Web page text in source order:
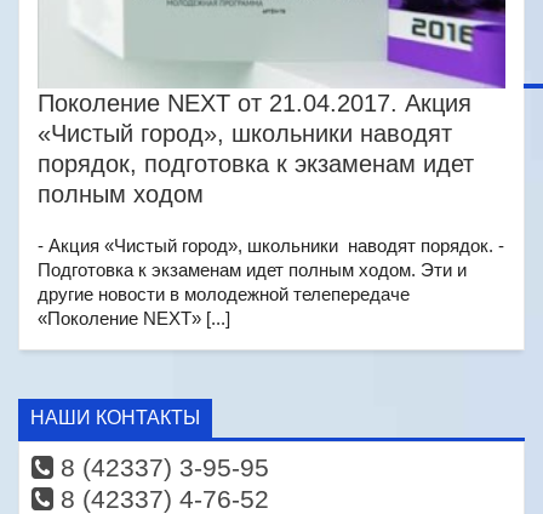
Поколение NEXT от 21.04.2017. Акция
«Чистый город», школьники наводят
порядок, подготовка к экзаменам идет
полным ходом
- Акция «Чистый город», школьники наводят порядок. -
Подготовка к экзаменам идет полным ходом. Эти и
другие новости в молодежной телепередаче
«Поколение NEXT» [...]
НАШИ КОНТАКТЫ
8 (42337) 3-95-95
8 (42337) 4-76-52